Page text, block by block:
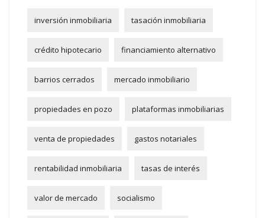
inversión inmobiliaria tasación inmobiliaria
crédito hipotecario financiamiento alternativo
barrios cerrados mercado inmobiliario
propiedades en pozo plataformas inmobiliarias
venta de propiedades gastos notariales
rentabilidad inmobiliaria tasas de interés
valor de mercado socialismo